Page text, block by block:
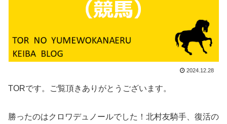
2024.12.28
TORです。ご覧頂きありがとうございます。
勝ったのはクロワデュノールでした！北村友騎手、復活の